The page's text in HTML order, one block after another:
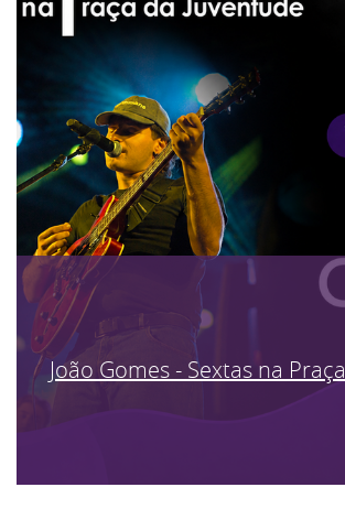
João Gomes - Sextas na Praça